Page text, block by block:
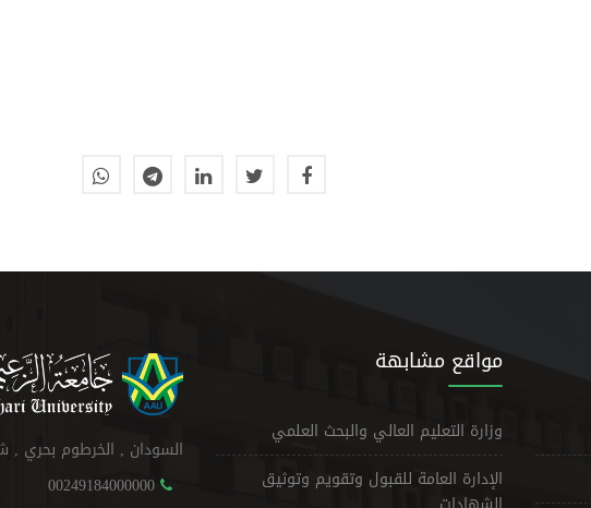
مواقع مشابهة
وزارة التعليم العالي والبحث العلمي
الإدارة العامة للقبول وتقويم وتوثيق
السودان , الخرطوم بحري ,
00249184000000